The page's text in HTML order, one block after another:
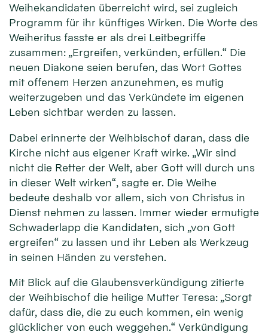
Weihekandidaten überreicht wird, sei zugleich
Programm für ihr künftiges Wirken. Die Worte des
Weiheritus fasste er als drei Leitbegriffe
zusammen: „Ergreifen, verkünden, erfüllen.“ Die
neuen Diakone seien berufen, das Wort Gottes
mit offenem Herzen anzunehmen, es mutig
weiterzugeben und das Verkündete im eigenen
Leben sichtbar werden zu lassen.
Dabei erinnerte der Weihbischof daran, dass die
Kirche nicht aus eigener Kraft wirke. „Wir sind
nicht die Retter der Welt, aber Gott will durch uns
in dieser Welt wirken“, sagte er. Die Weihe
bedeute deshalb vor allem, sich von Christus in
Dienst nehmen zu lassen. Immer wieder ermutigte
Schwaderlapp die Kandidaten, sich „von Gott
ergreifen“ zu lassen und ihr Leben als Werkzeug
in seinen Händen zu verstehen.
Mit Blick auf die Glaubensverkündigung zitierte
der Weihbischof die heilige Mutter Teresa: „Sorgt
dafür, dass die, die zu euch kommen, ein wenig
glücklicher von euch weggehen.“ Verkündigung